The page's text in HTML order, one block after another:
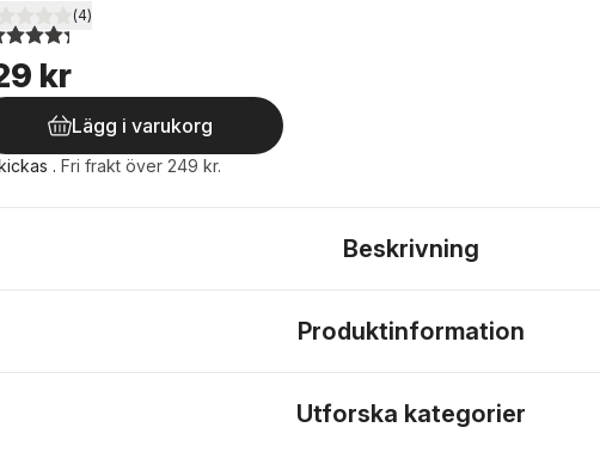
utav 5 stjärnor. Totalt antal röster:
(4)
kr
Lägg i varukorg
. Fri frakt över 249 kr.
Beskrivning
Produktinformation
Utforska kategorier